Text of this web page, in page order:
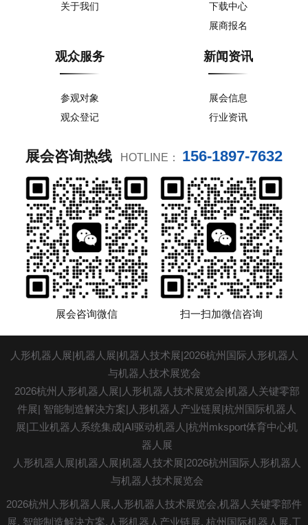
关于我们
下载中心
展商报名
观众服务
参观对象
观众登记
新闻资讯
展会信息
行业资讯
展会咨询热线 HOTLINE： 156-1897-7632
展会咨询微信 扫一扫加微信咨询
人形机器人展|机器人展|机器人技术展|2026杭州国际人形机器人
与机器人技术展览会
2026杭州人形机器人展|人形机器人技术展览会|机器人关键零部
件展| 智能制造解决方案|人形机器人产业链展|杭州国际机器人
展|工业机器人系统集成|AI驱动机器人|杭州mksport体育中心机
器人展
人形机器人展|机器人展|机器人技术展|2026杭州国际人形机器人
与机器人技术展览会
2026杭州人形机器人展,人形机器人技术展览会,机器人关键零部件
展, 智能制造解决方案,人形机器人产业链展, 杭州国际机器人展,工